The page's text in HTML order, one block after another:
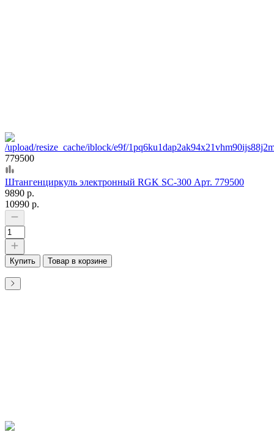
779500
Штангенциркуль электронный RGK SC-300 Арт. 779500
9890 р.
10990 р.
Купить Товар в корзине